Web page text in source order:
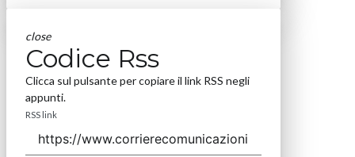
close
Codice Rss
Clicca sul pulsante per copiare il link RSS negli
appunti.
RSS link